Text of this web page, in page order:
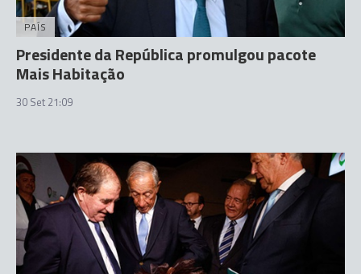
PAÍS
Presidente da República promulgou pacote
Mais Habitação
30 Set 21:09